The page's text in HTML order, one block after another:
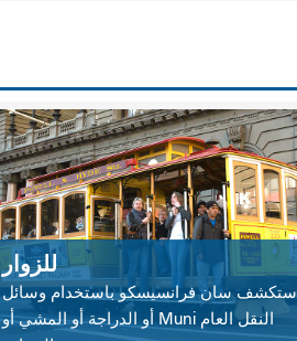
للزوار
سان فرانسيسكو باستخدام وسائل
النقل العام Muni أو الدراجة أو المشي أو